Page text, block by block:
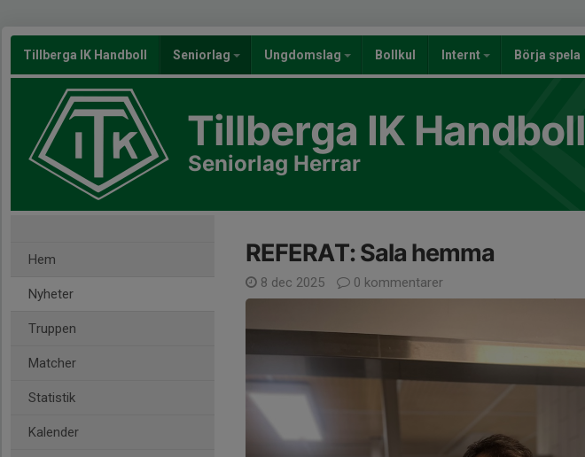
Tillberga IK Handboll Seniorlag Ungdomslag Bollkul Internt Börja spela
Tillberga IK Handboll
Seniorlag Herrar
Hem
Nyheter
Truppen
Matcher
Statistik
Kalender
REFERAT: Sala hemma
8 dec 2025 0 kommentarer